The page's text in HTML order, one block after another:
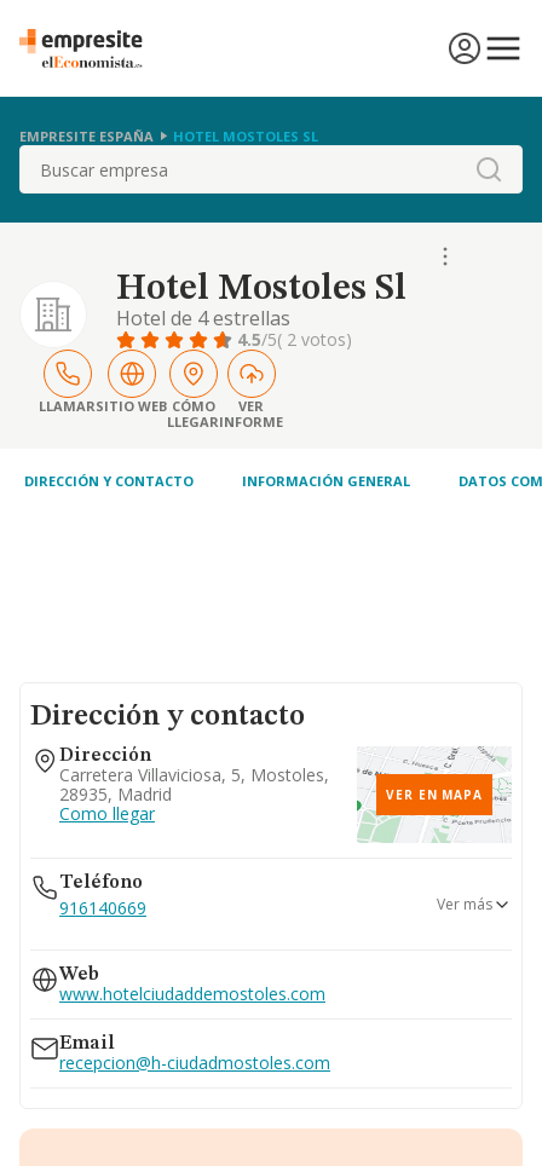
EMPRESITE ESPAÑA HOTEL MOSTOLES SL
Buscar
Hotel Mostoles Sl
Hotel de 4 estrellas
4.5/5( 2 votos)
LLAMARSITIO WEB CÓMO
LLEGAR
VER
INFORME
DIRECCIÓN Y CONTACTO INFORMACIÓN GENERAL DATOS
Dirección y contacto
Dirección
Carretera Villaviciosa, 5, Mostoles,
28935, Madrid
Como llegar
VER EN MAPA
Teléfono
916140669
917370897
Ver más
Web
www.hotelciudaddemostoles.com
Email
recepcion@h-ciudadmostoles.com